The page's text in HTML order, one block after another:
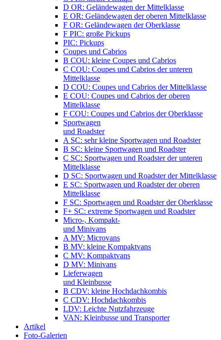
D OR: Geländewagen der Mittelklasse
E OR: Geländewagen der oberen Mittelklasse
F OR: Geländewagen der Oberklasse
F PIC: große Pickups
PIC: Pickups
Coupes und Cabrios
B COU: kleine Coupes und Cabrios
C COU: Coupes und Cabrios der unteren
Mittelklasse
D COU: Coupes und Cabrios der Mittelklasse
E COU: Coupes und Cabrios der oberen
Mittelklasse
F COU: Coupes und Cabrios der Oberklasse
Sportwagen
und Roadster
A SC: sehr kleine Sportwagen und Roadster
B SC: kleine Sportwagen und Roadster
C SC: Sportwagen und Roadster der unteren
Mittelklasse
D SC: Sportwagen und Roadster der Mittelklasse
E SC: Sportwagen und Roadster der oberen
Mittelklasse
F SC: Sportwagen und Roadster der Oberklasse
F+ SC: extreme Sportwagen und Roadster
Micro-, Kompakt-
und Minivans
A MV: Microvans
B MV: kleine Kompaktvans
C MV: Kompaktvans
D MV: Minivans
Lieferwagen
und Kleinbusse
B CDV: kleine Hochdachkombis
C CDV: Hochdachkombis
LDV: Leichte Nutzfahrzeuge
VAN: Kleinbusse und Transporter
Artikel
Foto-Galerien